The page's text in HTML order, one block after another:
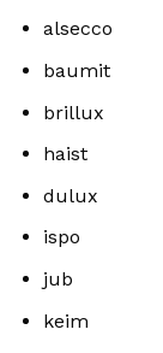
alsecco
baumit
brillux
haist
dulux
ispo
jub
keim